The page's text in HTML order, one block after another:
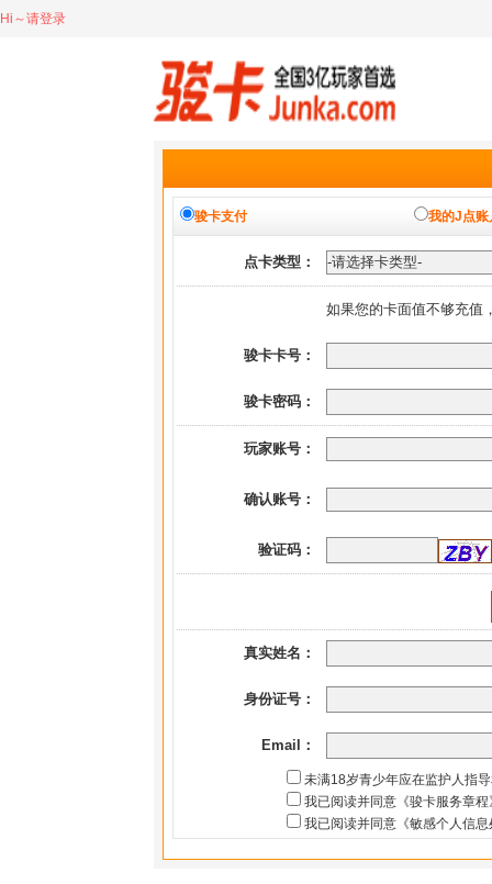
Hi～请登录
骏卡支付 我的J点账
点卡类型：
如果您的卡面值不够充值
骏卡卡号：
骏卡密码：
玩家账号：
确认账号：
验证码：
真实姓名：
身份证号：
Email：
未满18岁青少年应在监护人指
我已阅读并同意《骏卡服务章程
我已阅读并同意《敏感个人信